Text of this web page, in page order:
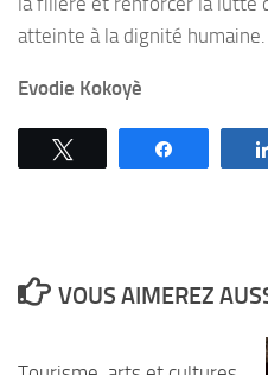
atteinte à la dignité humaine.
Evodie Kokoyè
VOUS AIMEREZ